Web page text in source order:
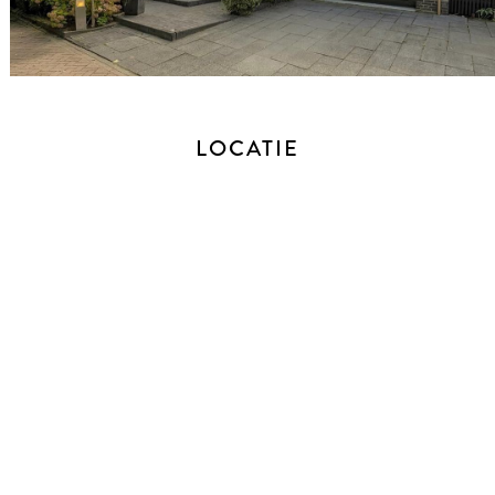
Direct naast de keuken is de praktische bijkeuken gelegen
met ruimte voor wasmachine, droger, extra koelkast en
LOCATIE